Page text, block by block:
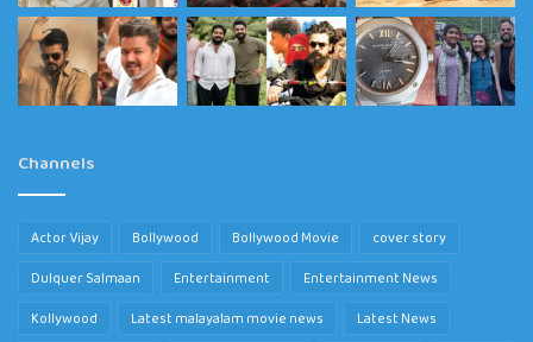
Channels
Actor Vijay Bollywood Bollywood Movie
cover story
Dulquer Salmaan
Entertainment
Entertainment News
Kollywood
Latest malayalam movie news
Latest News